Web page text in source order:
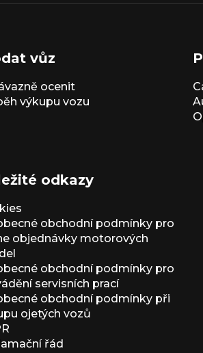
vůz
ocenit
výkupu vozu
odkazy
obchodní podmínky pro
objednávky motorových
obchodní podmínky pro
servisních prací
obchodní podmínky při
ojetých vozů
řád